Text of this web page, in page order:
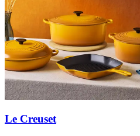
Le Creuset